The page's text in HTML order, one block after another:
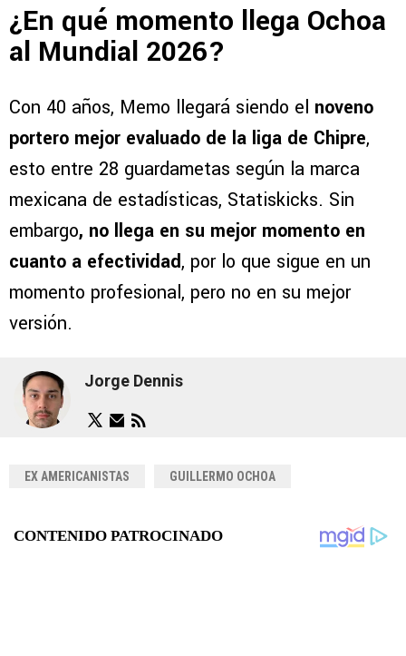
¿En qué momento llega Ochoa
al Mundial 2026?
Con 40 años, Memo llegará siendo el noveno
portero mejor evaluado de la liga de Chipre,
esto entre 28 guardametas según la marca
mexicana de estadísticas, Statiskicks. Sin
embargo, no llega en su mejor momento en
cuanto a efectividad, por lo que sigue en un
momento profesional, pero no en su mejor
versión.
Jorge Dennis
EX AMERICANISTAS GUILLERMO OCHOA